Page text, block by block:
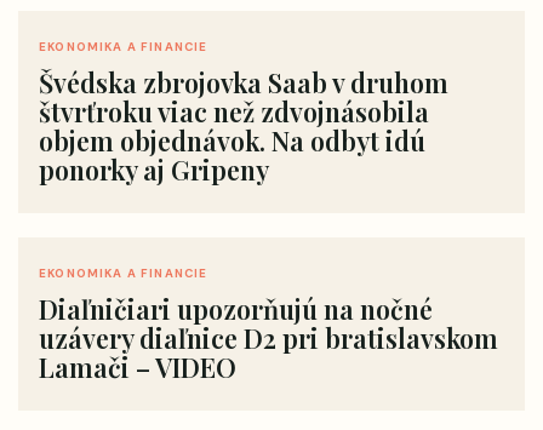
EKONOMIKA A FINANCIE
Švédska zbrojovka Saab v druhom
štvrťroku viac než zdvojnásobila
objem objednávok. Na odbyt idú
ponorky aj Gripeny
EKONOMIKA A FINANCIE
Diaľničiari upozorňujú na nočné
uzávery diaľnice D2 pri bratislavskom
Lamači – VIDEO